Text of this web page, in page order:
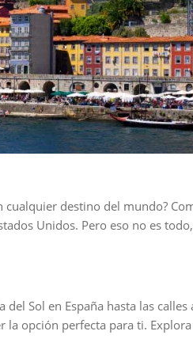
destino del mundo?
Unidos. Pero eso no es
Sol en España hasta las
opción perfecta para ti.